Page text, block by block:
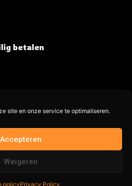
site en onze service te optimaliseren.
Accepteren
Weigeren
policyPrivacy Policy
Filter producten
betalen
🚀